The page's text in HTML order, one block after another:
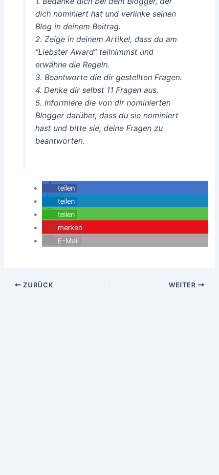
dich nominiert hat und verlinke seinen
Blog in deinem Beitrag.
2. Zeige in deinem Artikel, dass du am
“Liebster Award” teilnimmst und
erwähne die Regeln.
3. Beantworte die dir gestellten Fragen.
4. Denke dir selbst 11 Fragen aus.
5. Informiere die von dir nominierten
Blogger darüber, dass du sie nominiert
hast und bitte sie, deine Fragen zu
beantworten.
teilen
teilen
teilen
merken
E-Mail
ZURÜCK WEITER